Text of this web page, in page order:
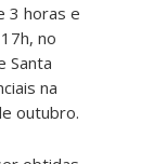
3 horas e
no
Santa
na
outubro.